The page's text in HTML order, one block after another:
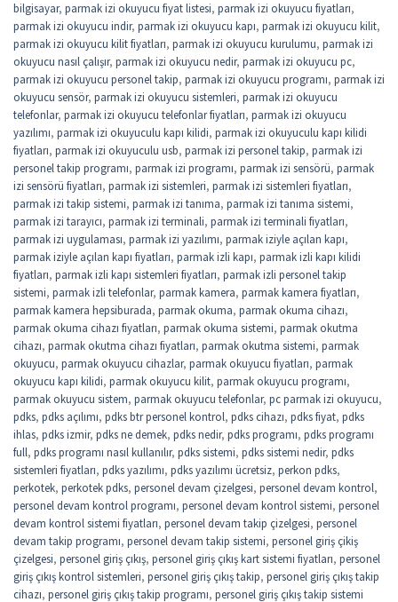
bilgisayar, parmak izi okuyucu fiyat listesi, parmak izi okuyucu fiyatları,
parmak izi okuyucu indir, parmak izi okuyucu kapı, parmak izi okuyucu kilit,
parmak izi okuyucu kilit fiyatları, parmak izi okuyucu kurulumu, parmak izi
okuyucu nasıl çalışır, parmak izi okuyucu nedir, parmak izi okuyucu pc,
parmak izi okuyucu personel takip, parmak izi okuyucu programı, parmak izi
okuyucu sensör, parmak izi okuyucu sistemleri, parmak izi okuyucu
telefonlar, parmak izi okuyucu telefonlar fiyatları, parmak izi okuyucu
yazılımı, parmak izi okuyuculu kapı kilidi, parmak izi okuyuculu kapı kilidi
fiyatları, parmak izi okuyuculu usb, parmak izi personel takip, parmak izi
personel takip programı, parmak izi programı, parmak izi sensörü, parmak
izi sensörü fiyatları, parmak izi sistemleri, parmak izi sistemleri fiyatları,
parmak izi takip sistemi, parmak izi tanıma, parmak izi tanıma sistemi,
parmak izi tarayıcı, parmak izi terminali, parmak izi terminali fiyatları,
parmak izi uygulaması, parmak izi yazılımı, parmak iziyle açılan kapı,
parmak iziyle açılan kapı fiyatları, parmak izli kapı, parmak izli kapı kilidi
fiyatları, parmak izli kapı sistemleri fiyatları, parmak izli personel takip
sistemi, parmak izli telefonlar, parmak kamera, parmak kamera fiyatları,
parmak kamera hepsiburada, parmak okuma, parmak okuma cihazı,
parmak okuma cihazı fiyatları, parmak okuma sistemi, parmak okutma
cihazı, parmak okutma cihazı fiyatları, parmak okutma sistemi, parmak
okuyucu, parmak okuyucu cihazlar, parmak okuyucu fiyatları, parmak
okuyucu kapı kilidi, parmak okuyucu kilit, parmak okuyucu programı,
parmak okuyucu sistem, parmak okuyucu telefonlar, pc parmak izi okuyucu,
pdks, pdks açılımı, pdks btr personel kontrol, pdks cihazı, pdks fiyat, pdks
ihlas, pdks izmir, pdks ne demek, pdks nedir, pdks programı, pdks programı
full, pdks programı nasıl kullanılır, pdks sistemi, pdks sistemi nedir, pdks
sistemleri fiyatları, pdks yazılımı, pdks yazılımı ücretsiz, perkon pdks,
perkotek, perkotek pdks, personel devam çizelgesi, personel devam kontrol,
personel devam kontrol programı, personel devam kontrol sistemi, personel
devam kontrol sistemi fiyatları, personel devam takip çizelgesi, personel
devam takip programı, personel devam takip sistemi, personel giriş çikiş
çizelgesi, personel giriş çıkış, personel giriş çıkış kart sistemi fiyatları, personel
giriş çıkış kontrol sistemleri, personel giriş çıkış takip, personel giriş çıkış takip
cihazı, personel giriş çıkış takip programı, personel giriş çıkış takip sistemi